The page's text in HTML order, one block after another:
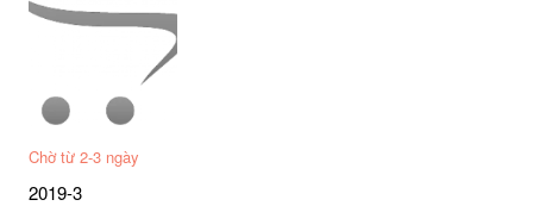
Chờ từ 2-3 ngày
2019-3